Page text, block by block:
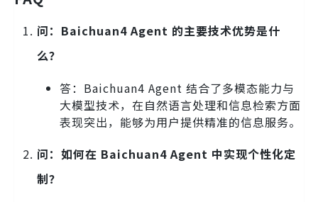
问：Baichuan4 Agent 的主要技术优势是什
么？
答：Baichuan4 Agent 结合了多模态能力与
大模型技术，在自然语言处理和信息检索方面
表现突出，能够为用户提供精准的信息服务。
问：如何在 Baichuan4 Agent 中实现个性化定
制？